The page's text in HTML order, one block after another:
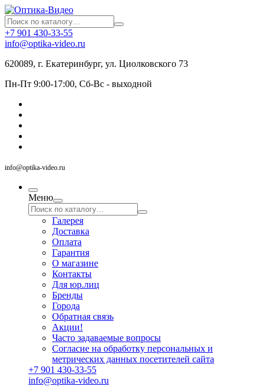
+7 901 430-33-55
info@optika-video.ru
620089, г. Екатеринбург, ул. Циолковского 73
Пн-Пт 9:00-17:00, Сб-Вс - выходной
info@optika-video.ru
Меню
Галерея
Доставка
Оплата
Гарантия
О магазине
Контакты
Для юр.лиц
Бренды
Города
Обратная связь
Акции!
Часто задаваемые вопросы
Согласие на обработку персональных и
метрических данных посетителей сайта
+7 901 430-33-55
info@optika-video.ru